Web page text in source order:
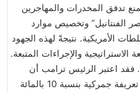
تدفق المخدرات والمهاجرين
الفنتانيل” وتخصيص موارد
الأمريكية. نتيجةً لهذه الجهود
فقد اعتبر الرئيس ترامب أن
الصين لم تبذل خطوات كافية لإيقاف تدفق الفنتانيل إلى الولايات المتحدة، وهو ما دفعه في 4 فبراير إلى فرض تعريفة جمركية بنسبة 10 بالمائة